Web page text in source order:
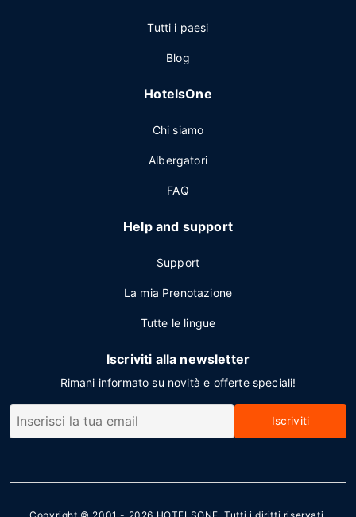
Tutti i paesi
Blog
HotelsOne
Chi siamo
Albergatori
FAQ
Help and support
Support
La mia Prenotazione
Tutte le lingue
Iscriviti alla newsletter
Rimani informato su novità e offerte speciali!
Iscriviti